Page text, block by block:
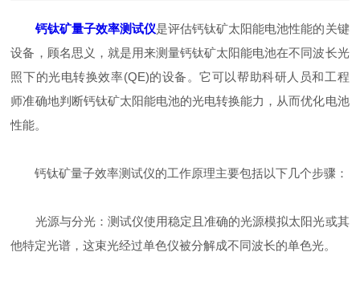
钙钛矿量子效率测试仪是评估钙钛矿太阳能电池性能的关键
设备，顾名思义，就是用来测量钙钛矿太阳能电池在不同波长光
照下的光电转换效率(QE)的设备。它可以帮助科研人员和工程
师准确地判断钙钛矿太阳能电池的光电转换能力，从而优化电池
性能。
钙钛矿量子效率测试仪的工作原理主要包括以下几个步骤：
光源与分光：测试仪使用稳定且准确的光源模拟太阳光或其
他特定光谱，这束光经过单色仪被分解成不同波长的单色光。